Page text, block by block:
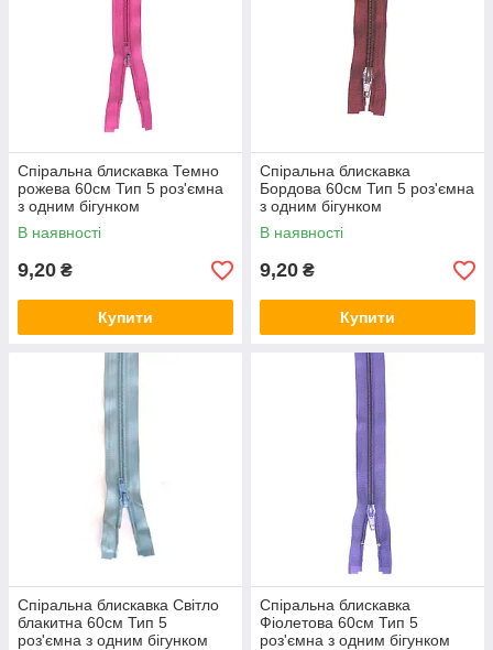
Спіральна блискавка Темно
рожева 60см Тип 5 роз'ємна
з одним бігунком
В наявності
9,20 ₴
Купити
Спіральна блискавка
Бордова 60см Тип 5 роз'ємна
з одним бігунком
В наявності
9,20 ₴
Купити
Спіральна блискавка Світло
блакитна 60см Тип 5
роз'ємна з одним бігунком
Спіральна блискавка
Фіолетова 60см Тип 5
роз'ємна з одним бігунком